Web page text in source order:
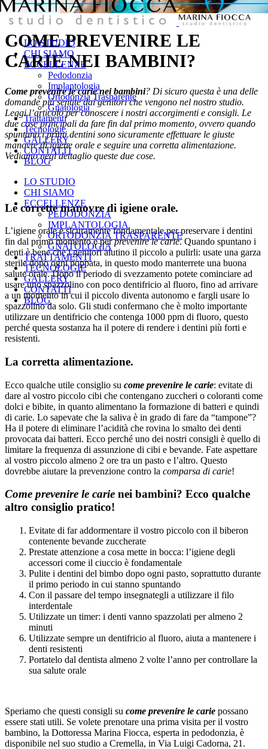
LO STUDIO
CHI SIAMO
ECCELLENZE
Pedodonzia
Implantologia
Ortodonzia Trasparente
Gnatologia
Trattamenti
Tecnologie
GALLERY
CONTATTI
BLOG
LO STUDIO
CHI SIAMO
ECCELLENZE
PEDODONZIA
IMPLANTOLOGIA
ORTODONZIA TRASPARENTE
GNATOLOGIA
TRATTAMENTI
TECNOLOGIE
GALLERY
CONTATTI
BLOG
COME PREVENIRE LE
CARIE NEI BAMBINI?
Come prevenire le carie nei bambini? Di sicuro questa è una delle
domande più sentite dai genitori che vengono nel nostro studio.
Leggi l’articolo per conoscere i nostri accorgimenti e consigli. Le
due cose principali da fare fin dal primo momento, ovvero quando
spuntano i primi dentini sono sicuramente effettuare le giuste
manovre di igiene orale e seguire una corretta alimentazione.
Vediamo negl dettaglio queste due cose.
Le corrette manovre di igiene orale.
L’igiene orale è sicuramente fondamentale per preservare i dentini
fin dal primo momento e perprevenire le carie. Quando spuntano i
denti è bene che i genitori aiutino il piccolo a pulirli: usate una garza
sterile dopo ogni poppata, in questo modo manterrete una buona
salute orale. Dopo il periodo di svezzamento potete cominciare ad
usare uno spazzolino con poco dentifricio al fluoro, fino ad arrivare
a un momento in cui il piccolo diventa autonomo e fargli usare lo
spazzolino da solo. Gli studi confermano che è molto importante
utilizzare un dentifricio che contenga 1000 ppm di fluoro, questo
perché questa sostanza ha il potere di rendere i dentini più forti e
resistenti.
La corretta alimentazione.
Ecco qualche utile consiglio su come prevenire le carie: evitate di
dare al vostro piccolo cibi che contengano zuccheri o coloranti come
dolci e bibite, in quanto alimentano la formazione di batteri e quindi
di carie. Lo sapevate che la saliva è in grado di fare da “tampone”?
Ha il potere di eliminare l’acidità che rovina lo smalto dei denti
provocata dai batteri. Ecco perché uno dei nostri consigli è quello di
limitare la frequenza di assunzione di cibi e bevande. Fate aspettare
al vostro piccolo almeno 2 ore tra un pasto e l’altro. Questo
dovrebbe aiutare la prevenzione contro la comparsa di carie!
Come prevenire le carie nei bambini? Ecco qualche
altro consiglio pratico!
Evitate di far addormentare il vostro piccolo con il biberon
contenente bevande zuccherate
Prestate attenzione a cosa mette in bocca: l’igiene degli
accessori come il ciuccio è fondamentale
Pulite i dentini del bimbo dopo ogni pasto, soprattutto durante
il primo periodo in cui stanno spuntando
Con il passare del tempo insegnategli a utilizzare il filo
interdentale
Utilizzate un timer: i denti vanno spazzolati per almeno 2
minuti
Utilizzate sempre un dentifricio al fluoro, aiuta a mantenere i
denti resistenti
Portatelo dal dentista almeno 2 volte l’anno per controllare la
sua salute orale
Speriamo che questi consigli su come prevenire le carie possano
essere stati utili. Se volete prenotare una prima visita per il vostro
bambino, la Dottoressa Marina Fiocca, esperta in pedodonzia, è
disponibile nel suo studio a Cremella, in Via Luigi Cadorna, 21.